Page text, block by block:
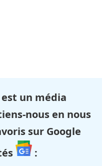
un média
nous en nous
sur Google
: